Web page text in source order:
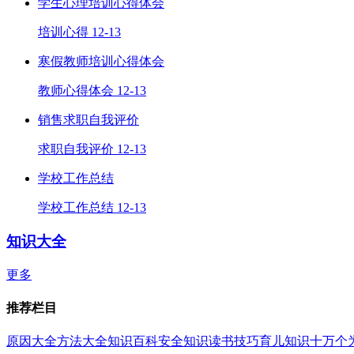
学生心理培训心得体会
培训心得 12-13
寒假教师培训心得体会
教师心得体会 12-13
销售求职自我评价
求职自我评价 12-13
学校工作总结
学校工作总结 12-13
知识大全
更多
推荐栏目
原因大全方法大全知识百科安全知识读书技巧育儿知识十万个